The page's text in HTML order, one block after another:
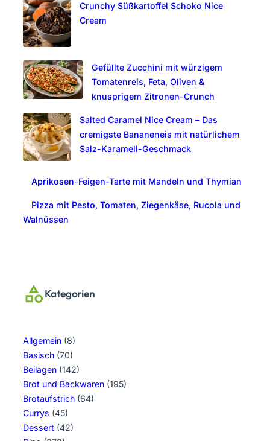
h
Crunchy Süßkartoffel Schoko Nice
Cream
Gefüllte Zucchini mit würzigem
Tomatenreis, Feta, Oliven &
knusprigem Zitronen-Crunch
Salted Caramel Nice Cream – Das
cremigste Bananeneis mit natürlichem
Salz-Karamell-Geschmack
Aprikosen-Feigen-Tarte mit Mandeln und Thymian
Pizza mit Pesto, Tomaten, Ziegenkäse, Rucola und
Walnüssen
Kategorien
Allgemein (8)
Basisch (70)
Beilagen (142)
Brot und Backwaren (195)
Brotaufstrich (64)
Currys (45)
Dessert (42)